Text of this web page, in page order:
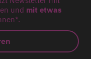
und mit etwas